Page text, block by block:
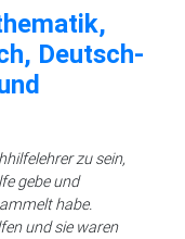
Deutsch-
zu sein,
gebe und
habe.
und sie waren